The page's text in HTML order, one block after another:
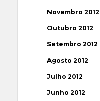
Novembro 2012
Outubro 2012
Setembro 2012
Agosto 2012
Julho 2012
Junho 2012